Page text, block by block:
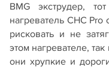
BMG экструдер,
нагреватель CHC
рисковать и не
этом нагревателе,
они хрупкие и